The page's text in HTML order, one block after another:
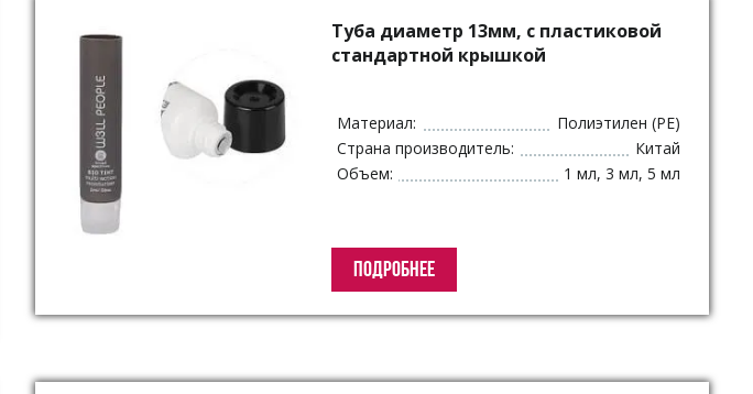
Туба диаметр 13мм, с пластиковой
стандартной крышкой
Материал:
Полиэтилен (PE)
Страна производитель:
Китай
Объем:
1 мл, 3 мл, 5 мл
ПОДРОБНЕЕ